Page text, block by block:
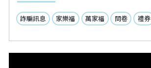
詐騙訊息 家樂福 萬家福 問卷 禮券